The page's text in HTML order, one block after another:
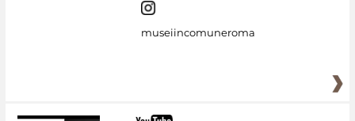
museiincomuneroma